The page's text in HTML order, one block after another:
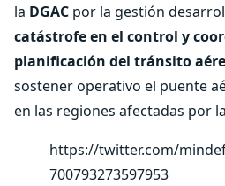
la DGAC por la gestión
catástrofe en el control y
planificación del tránsito
sostener operativo el puente
en las regiones afectadas por
https://twitter.com/
700793273597953